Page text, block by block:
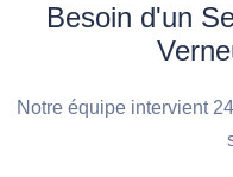
Besoin d'un
Notre équipe intervient